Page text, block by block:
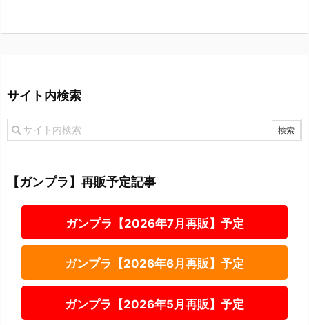
サイト内検索
【ガンプラ】再販予定記事
ガンプラ【2026年7月再販】予定
ガンプラ【2026年6月再販】予定
ガンプラ【2026年5月再販】予定